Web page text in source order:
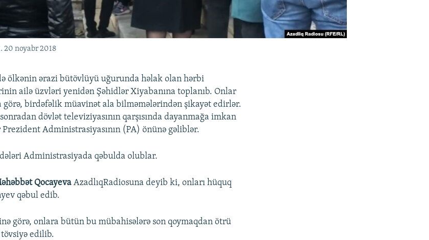
20 noyabr 2018
ölkənin ərazi bütövlüyü uğurunda həlak olan hərbi
ailə üzvləri yenidən Şəhidlər Xiyabanına toplanıb. Onlar
görə, birdəfəlik müavinət ala bilməmələrindən şikayət edirlər.
dövlət televiziyasının qarşısında dayanmağa imkan
Administrasiyasının (PA) önünə gəliblər.
Administrasiyada qəbulda olublar.
Qocayeva AzadlıqRadiosuna deyib ki, onları hüquq
qəbul edib.
görə, onlara bütün bu mübahisələrə son qoymaqdan ötrü
edilib.